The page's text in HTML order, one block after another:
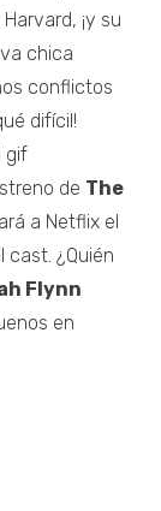
¡y su
chica
conflictos
difícil!
de The
a Netflix el
cast. ¿Quién
Flynn
en